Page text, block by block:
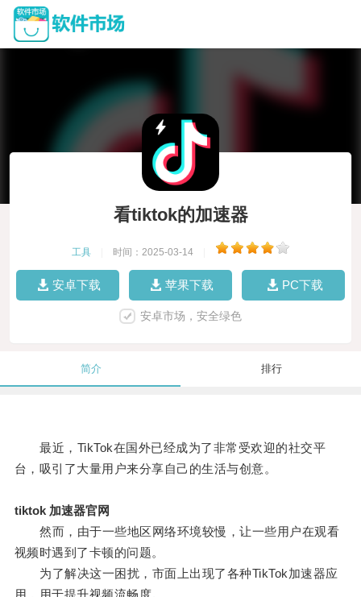
看tiktok的加速器
工具 时间：2025-03-14
安卓下载 苹果下载 PC下载
安卓市场，安全绿色
简介 排行
最近，TikTok在国外已经成为了非常受欢迎的社交平
台，吸引了大量用户来分享自己的生活与创意。
tiktok 加速器官网
然而，由于一些地区网络环境较慢，让一些用户在观看
视频时遇到了卡顿的问题。
为了解决这一困扰，市面上出现了各种TikTok加速器应